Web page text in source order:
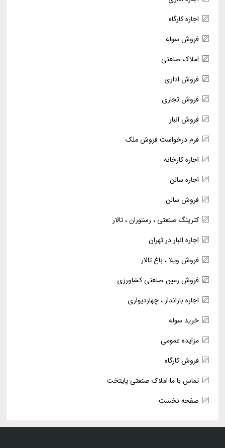
اجاره کارگاه
فروش سوله
املاک صنعتی
فروش اداری
فروش تجاری
فروش انبار
فرم درخواست فروش ملک
اجاره کارخانه
اجاره سالن
فروش سالن
کترینگ صنعتی ، رستوران ، تالار
اجاره انبار در تهران
فروش ویلا ، باغ تالار
فروش زمین صنعتی کشاورزی
اجاره بارانداز ، چهاردیواری
خرید سوله
مزایده عمومی
فروش کارگاه
تماس با ما املاک صنعتی پایتخت
صفحه نخست